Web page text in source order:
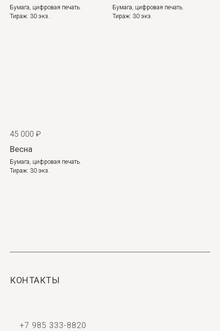
Бумага, цифровая печать.
Тираж: 30 экз.
Бумага, цифровая печать.
Тираж: 30 экз.
45 000 ₽
Весна
Бумага, цифровая печать.
Тираж: 30 экз.
КОНТАКТЫ
+7 985 333-8820